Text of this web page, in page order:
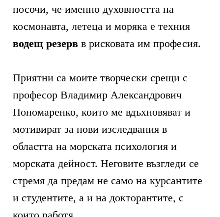
посочи, че именно духовността на
космонавта, летеца и моряка е техния
водещ резерв в рисковата им професия.
Приятни са моите творчески срещи с
професор Владимир Александрович
Пономаренко, които ме вдъхновяват и
мотивират за нови изследвания в
областта на морската психология и
морската дейност. Неговите възгледи се
стремя да предам не само на курсантите
и студентите, а и на докторантите, с